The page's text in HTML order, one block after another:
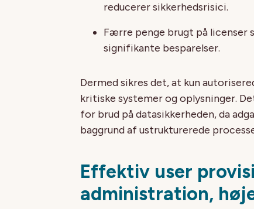
reducerer sikkerhedsrisici.
Færre penge brugt på
signifikante besparelser.
Dermed sikres det, at kun
kritiske systemer og oplysninger.
for brud på datasikkerheden, da
baggrund af ustrukturerede
Effektiv user
administration,